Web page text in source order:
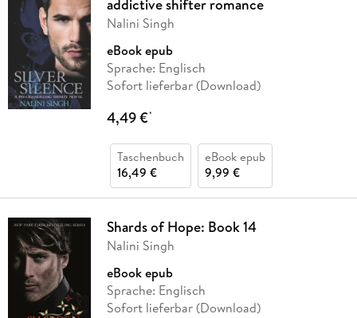
addictive shifter romance
Nalini Singh
eBook epub
Sprache: Englisch
Sofort lieferbar (Download)
4,49 €*
Taschenbuch
16,49 €
eBook epub
9,99 €
Shards of Hope: Book 14
Nalini Singh
eBook epub
Sprache: Englisch
Sofort lieferbar (Download)